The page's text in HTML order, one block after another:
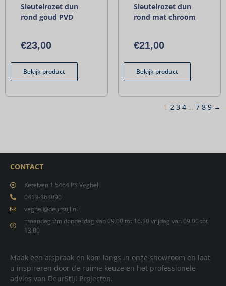
Sleutelrozet dun
rond goud PVD
€23,00
Bekijk product
Sleutelrozet dun
rond mat chroom
€21,00
Bekijk product
1 2 3 4 … 7 8 9 →
CONTACT
Ketelven 1 5464 PS Veghel
0413-363090
veghel@deurstijl.nl
maandag t/m donderdag van 09.00 tot 16.30 vrijdag van 09.00 tot
13.00
Maak een afspraak en kom langs in onze showroom en laat
u inspireren door de ruime keuze en het professionele
advies van DeurStijl Projecten.